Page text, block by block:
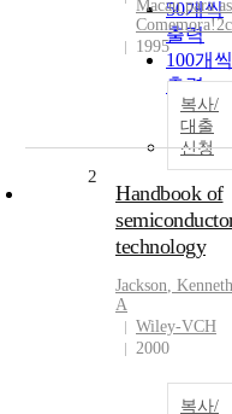
50개씩
출력
100개씩
출력
Macau para as
1995
복사/
대출
신청
2
Handbook of
technology
Jackson, Kenneth
A
Wiley-VCH
2000
복사/